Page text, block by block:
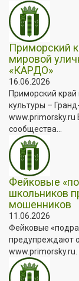
Приморский
мировой
«КАРДО»
16.06.2026
Приморский
культуры –
www.primorsky.ru
сообщества...
Фейковые
школьников
мошенников
11.06.2026
Фейковые
предупреждают